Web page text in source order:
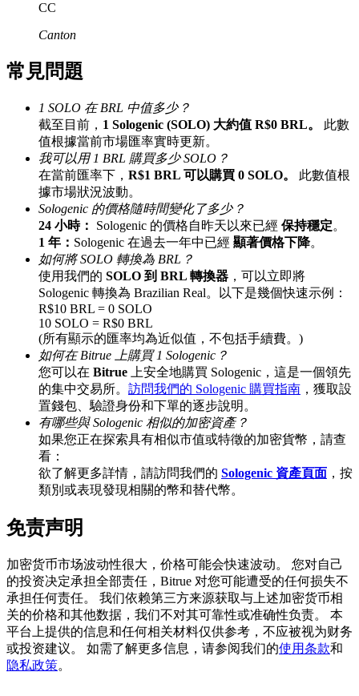
最高達65%佣金！
邀请好友
邀請朋友獲得現金獎勵
BTC 專享獎勵
BTC 專享獎勵
充值CASHCAT & 赢取
瓜分 500000 CASHCAT 獎池
CC
Canton
常見問題
1 SOLO 在 BRL 中值多少？
截至目前， 1 Sologenic (SOLO) 大約值 R$0 BRL。
此數
值根據當前市場匯率實時更新。
我可以用 1 BRL 購買多少 SOLO？
在當前匯率下， R$1 BRL 可以購買 0 SOLO。
此數值根
據市場狀況波動。
Sologenic 的價格隨時間變化了多少？
24 小時：
Sologenic 的價格自昨天以來已經 保持穩定。
1 年： Sologenic 在過去一年中已經 顯著價格下降。
如何將 SOLO 轉換為 BRL？
使用我們的 SOLO 到 BRL 轉換器 ，可以立即將
Sologenic 轉換為 Brazilian Real。以下是幾個快速示例：
R$10 BRL = 0 SOLO
10 SOLO = R$0 BRL
(所有顯示的匯率均為近似值，不包括手續費。)
如何在 Bitrue 上購買 1 Sologenic？
您可以在 Bitrue 上安全地購買 Sologenic，這是一個領先
的集中交易所。 訪問我們的 Sologenic 購買指南 ，獲取設
置錢包、驗證身份和下單的逐步說明。
有哪些與 Sologenic 相似的加密資產？
如果您正在探索具有相似市值或特徵的加密貨幣，請查
看：
欲了解更多詳情，請訪問我們的 Sologenic 資產頁面 ，按
類別或表現發現相關的幣和替代幣。
免责声明
加密货币市场波动性很大，价格可能会快速波动。 您对自己
的投资决定承担全部责任，Bitrue 对您可能遭受的任何损失不
承担任何责任。 我们依赖第三方来源获取与上述加密货币相
关的价格和其他数据，我们不对其可靠性或准确性负责。 本
平台上提供的信息和任何相关材料仅供参考，不应被视为财务
或投资建议。 如需了解更多信息，请参阅我们的使用条款和
隐私政策。